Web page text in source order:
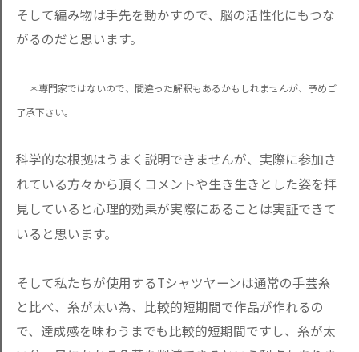
そして編み物は手先を動かすので、脳の活性化にもつな
がるのだと思います。
＊専門家ではないので、間違った解釈もあるかもしれませんが、予めご
了承下さい。
科学的な根拠はうまく説明できませんが、実際に参加さ
れている方々から頂くコメントや生き生きとした姿を拝
見していると心理的効果が実際にあることは実証できて
いると思います。
そして私たちが使用するTシャツヤーンは通常の手芸糸
と比べ、糸が太い為、比較的短期間で作品が作れるの
で、達成感を味わうまでも比較的短期間ですし、糸が太